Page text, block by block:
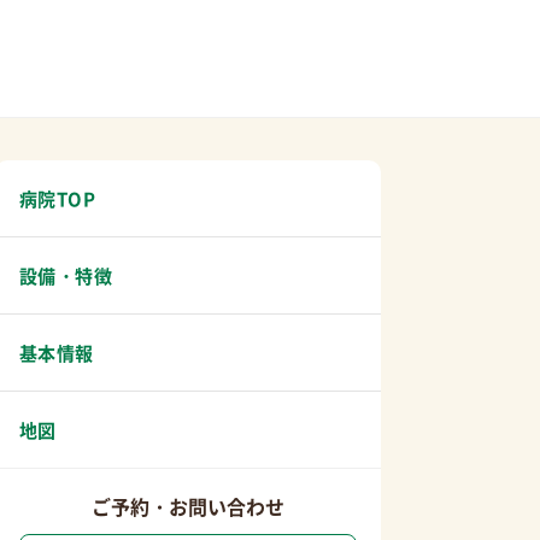
病院TOP
設備・特徴
基本情報
地図
ご予約・お問い合わせ